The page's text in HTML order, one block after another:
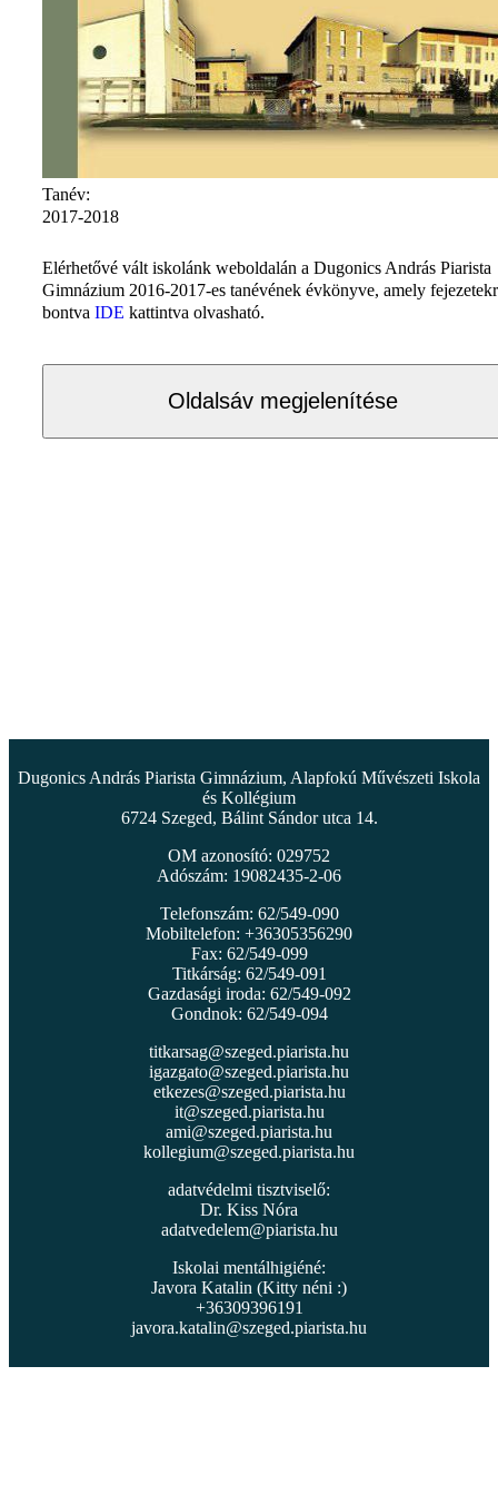
Tanév:
2017-2018
Elérhetővé vált iskolánk weboldalán a Dugonics András Piarista
Gimnázium 2016-2017-es tanévének évkönyve, amely
bontva IDE kattintva olvasható.
Oldalsáv megjelenítése
Dugonics András Piarista Gimnázium, Alapfokú Művészeti Iskola
és Kollégium
6724 Szeged, Bálint Sándor utca 14.
OM azonosító: 029752
Adószám: 19082435-2-06
Telefonszám: 62/549-090
Mobiltelefon: +36305356290
Fax: 62/549-099
Titkárság: 62/549-091
Gazdasági iroda: 62/549-092
Gondnok: 62/549-094
titkarsag@szeged.piarista.hu
igazgato@szeged.piarista.hu
etkezes@szeged.piarista.hu
it@szeged.piarista.hu
ami@szeged.piarista.hu
kollegium@szeged.piarista.hu
adatvédelmi tisztviselő:
Dr. Kiss Nóra
adatvedelem@piarista.hu
Iskolai mentálhigiéné:
Javora Katalin (Kitty néni :)
+36309396191
javora.katalin@szeged.piarista.hu